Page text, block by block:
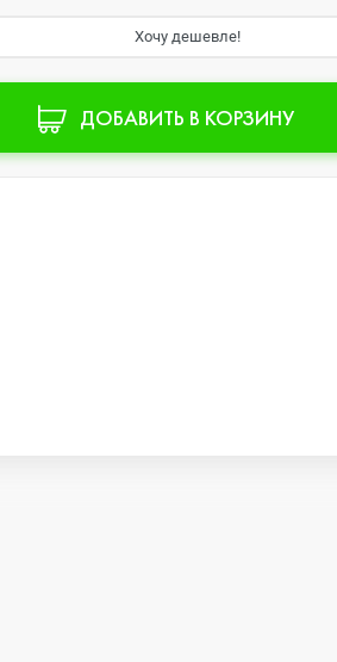
Watch SE 2
Watch SE
Хочу дешевле!
ДОБАВИТЬ В КОРЗИНУ